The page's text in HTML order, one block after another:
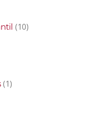
(10)
(1)